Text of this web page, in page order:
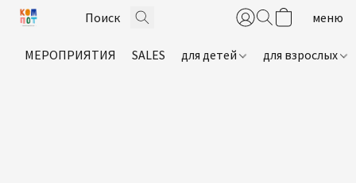
МЕРОПРИЯТИЯ SALES для детей для взрослых